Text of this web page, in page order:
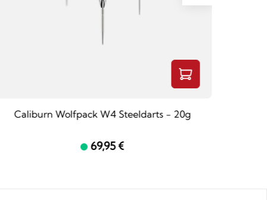
Caliburn Wolfpack W4 Steeldarts - 20g
69,95 €